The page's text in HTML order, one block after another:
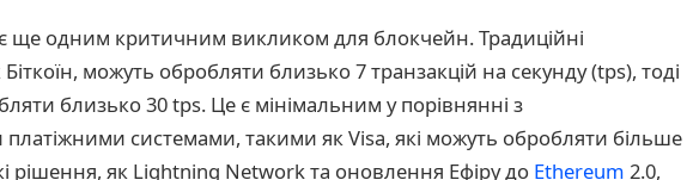
ще одним критичним викликом для блокчейн. Традиційні
можуть обробляти близько 7 транзакцій на секунду (tps), тоді
близько 30 tps. Це є мінімальним у порівнянні з
системами, такими як Visa, які можуть обробляти більше
рішення, як Lightning Network та оновлення Ефіру до Ethereum 2.0,